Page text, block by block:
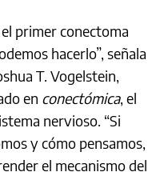
primer conectoma
hacerlo”, señala
T. Vogelstein,
en conectómica, el
nervioso. “Si
y cómo pensamos,
el mecanismo del